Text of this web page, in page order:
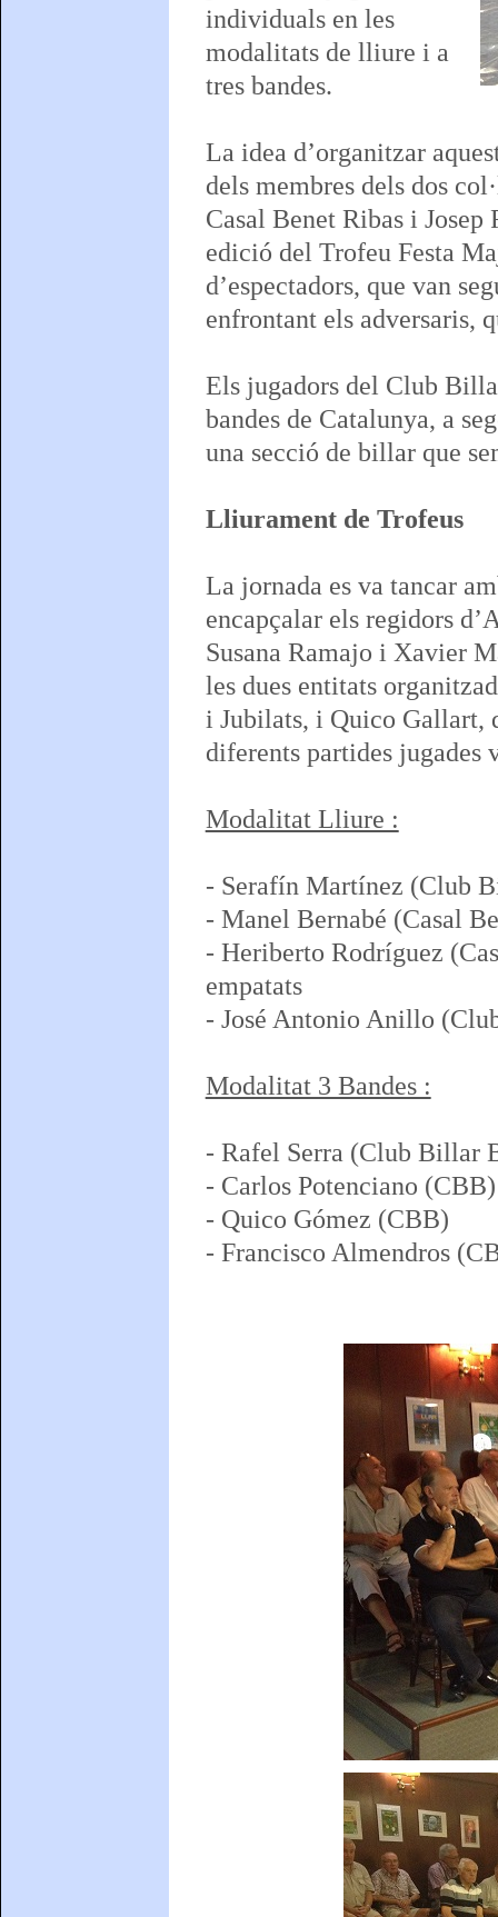
individuals en les
modalitats de lliure i a
tres bandes.
La idea d’organitzar
dels membres dels dos
Casal Benet Ribas i
edició del Trofeu Festa
d’espectadors, que van
enfrontant els adversaris,
Els jugadors del Club
bandes de Catalunya, a
una secció de billar que
Lliurament de Trofeus
La jornada es va tancar
encapçalar els regidors
Susana Ramajo i Xavier
les dues entitats
i Jubilats, i Quico Gallart,
diferents partides jugades
Modalitat Lliure :
- Serafín Martínez (Club
- Manel Bernabé (Casal
- Heriberto Rodríguez
empatats
- José Antonio Anillo
Modalitat 3 Bandes :
- Rafel Serra (Club Billar
- Carlos Potenciano (CBB)
- Quico Gómez (CBB)
- Francisco Almendros